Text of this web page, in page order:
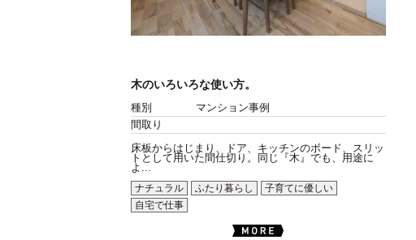
木のいろいろな使い方。
種別
マンション事例
間取り
床板からはじまり、ドア、キッチンのボード、スリッ
トとして用いた間仕切り。同じ『木』でも、用途に
よ...
ナチュラル
ふたり暮らし
子育てに優しい
自宅で仕事